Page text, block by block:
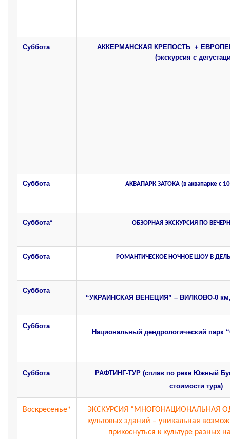
Суббота АККЕРМАНСКАЯ КРЕПОСТЬ +
(экскурсия с
Суббота АКВАПАРК ЗАТОКА (в аквапарке с
Суббота* ОБЗОРНАЯ ЭКСКУРСИЯ ПО
Суббота РОМАНТИЧЕСКОЕ НОЧНОЕ ШОУ В
Суббота
“УКРАИНСКАЯ ВЕНЕЦИЯ” – ВИЛКОВО-0 км,
Суббота
Национальный дендрологический парк
Суббота
РАФТИНГ-ТУР (сплав по реке Южный
стоимости тура)
Воскресенье*
ЭКСКУРСИЯ “МНОГОНАЦИОНАЛЬНАЯ
культовых зданий – уникальная
прикоснуться к культуре разных